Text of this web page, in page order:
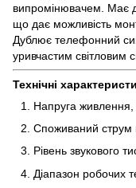
випромінювачем. Має
що дає можливість
Дублює телефонний
уривчастим світловим
Технічні
Напруга живлення,
Споживаний струм
Рівень звукового
Діапазон робочих